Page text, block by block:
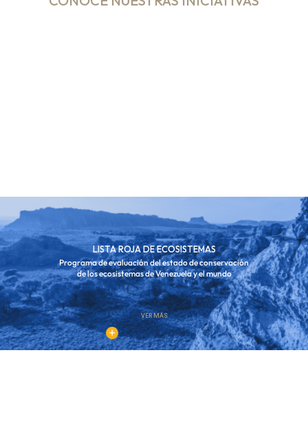
LISTA ROJA DE ECOSISTEMAS
Programa de evaluación del estado de conservación
de los ecosistemas de Venezuela y el mundo
VER MÁS